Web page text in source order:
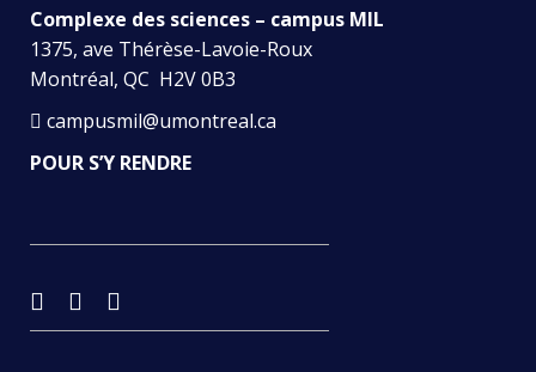
Complexe des sciences – campus MIL
1375, ave Thérèse-Lavoie-Roux
Montréal, QC H2V 0B3
campusmil@umontreal.ca
POUR S’Y RENDRE